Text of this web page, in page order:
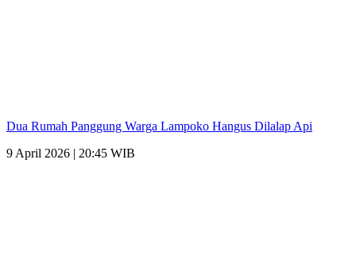
Dua Rumah Panggung Warga Lampoko Hangus Dilalap Api
9 April 2026 | 20:45 WIB